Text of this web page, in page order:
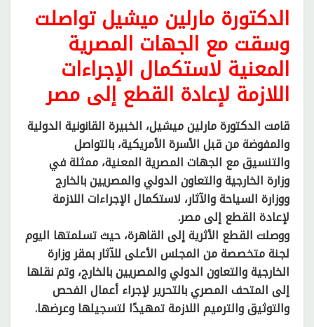
الدكتورة مارلين ميشيل تواصلت
وسقت مع الجهات المصرية
المعنية لاستكمال الإجراءات
اللازمة لإعادة القطع إلى مصر
قامت الدكتورة مارلين ميشيل، الخبيرة القانونية الدولية
والمفوضة من قبل الأسرة الأمريكية، بالتواصل
والتنسيق مع الجهات المصرية المعنية، ممثلة في
وزارة الخارجية والتعاون الدولي والمصريين بالخارج
ووزارة السياحة والآثار، لاستكمال الإجراءات اللازمة
لإعادة القطع إلى مصر.
ووصلت القطع الأثرية إلى القاهرة، حيث تسلمتها اليوم
لجنة متخصصة من المجلس الأعلى للآثار بمقر وزارة
الخارجية والتعاون الدولي والمصريين بالخارج، وتم نقلها
إلى المتحف المصري بالتحرير لإجراء أعمال الفحص
والتوثيق والترميم اللازمة تمهيدًا لتسجيلها وعرضها.